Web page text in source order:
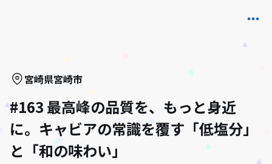
宮崎県宮崎市
#163 最高峰の品質を、もっと身近
に。キャビアの常識を覆す「低塩分」
と「和の味わい」